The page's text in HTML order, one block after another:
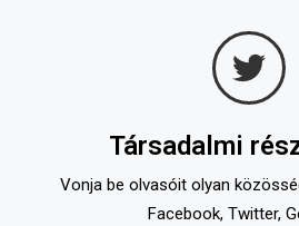
Társadalmi
Vonja be olvasóit olyan
Facebook, Twitter,